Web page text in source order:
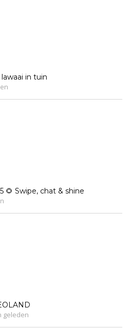
in tuin
🌻 Swipe, chat & shine
geleden